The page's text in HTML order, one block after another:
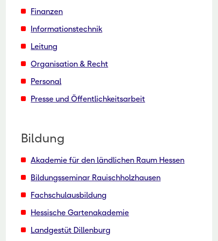
Finanzen
Informationstechnik
Leitung
Organisation & Recht
Personal
Presse und Öffentlichkeitsarbeit
Bildung
Akademie für den ländlichen Raum Hessen
Bildungsseminar Rauischholzhausen
Fachschulausbildung
Hessische Gartenakademie
Landgestüt Dillenburg